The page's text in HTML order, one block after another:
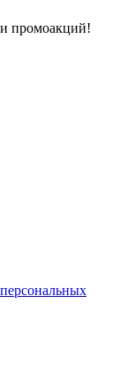
промоакций!